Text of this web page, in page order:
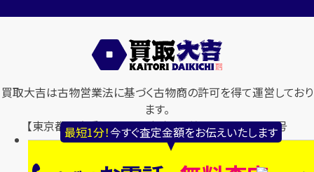
最短1分！今すぐ査定金額をお伝えいたします
買取大吉は古物営業法に基づく古物商の許可を得て運営しており
ます。
【東京都公安委員会 古物商許可】 第304361407260号